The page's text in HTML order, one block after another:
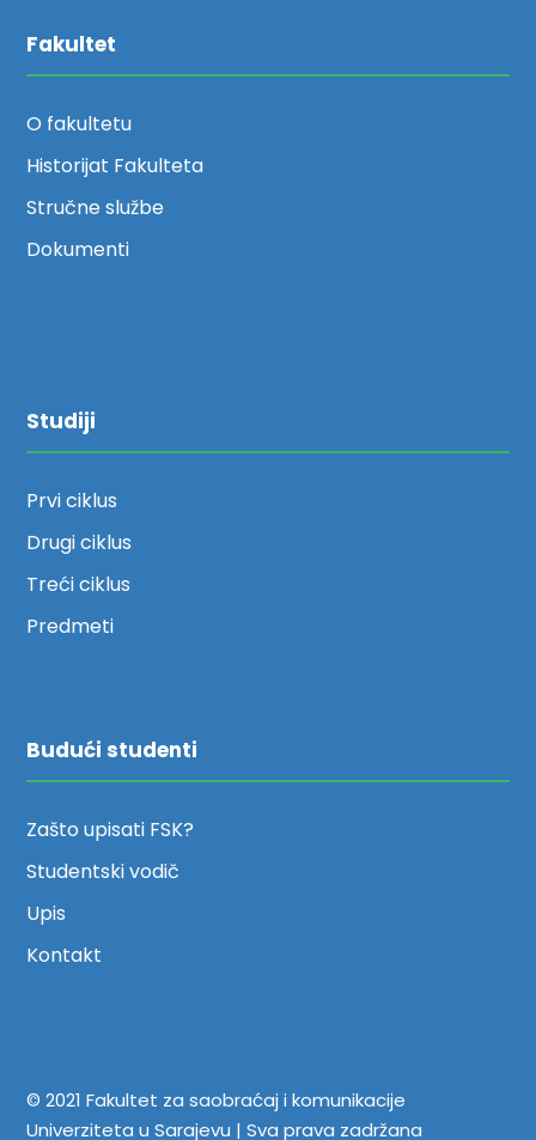
Fakultet
O fakultetu
Historijat Fakulteta
Stručne službe
Dokumenti
Studiji
Prvi ciklus
Drugi ciklus
Treći ciklus
Predmeti
Budući studenti
Zašto upisati FSK?
Studentski vodič
Upis
Kontakt
© 2021 Fakultet za saobraćaj i komunikacije
Univerziteta u Sarajevu | Sva prava zadržana